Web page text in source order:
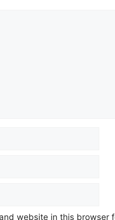
website in this browser